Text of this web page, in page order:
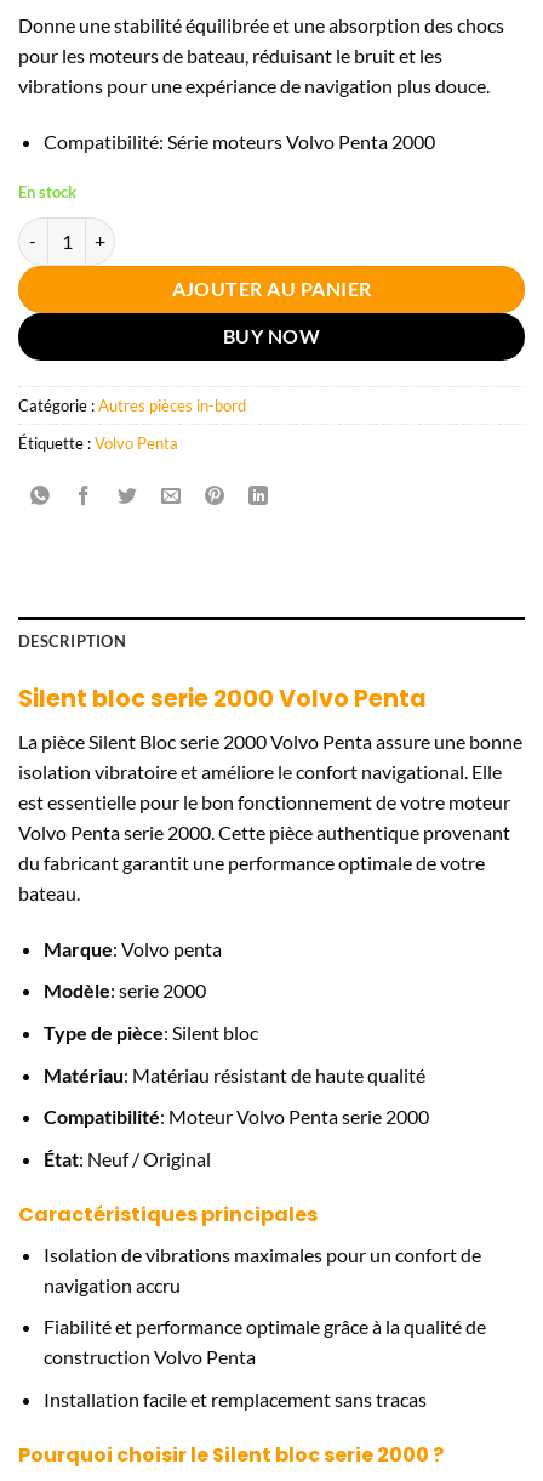
Donne une stabilité équilibrée et une absorption des chocs
pour les moteurs de bateau, réduisant le bruit et les
vibrations pour une expériance de navigation plus douce.
Compatibilité: Série moteurs Volvo Penta 2000
En stock
quantité de Silent bloc serie 2000 Volvo Penta
AJOUTER AU PANIER
BUY NOW
Catégorie :Autres pièces in-bord
Étiquette :Volvo Penta
DESCRIPTION
Silent bloc serie 2000 Volvo Penta
La pièce Silent Bloc serie 2000 Volvo Penta assure une bonne
isolation vibratoire et améliore le confort navigational. Elle
est essentielle pour le bon fonctionnement de votre moteur
Volvo Penta serie 2000. Cette pièce authentique provenant
du fabricant garantit une performance optimale de votre
bateau.
Marque: Volvo penta
Modèle: serie 2000
Type de pièce: Silent bloc
Matériau: Matériau résistant de haute qualité
Compatibilité: Moteur Volvo Penta serie 2000
État: Neuf / Original
Caractéristiques principales
Isolation de vibrations maximales pour un confort de
navigation accru
Fiabilité et performance optimale grâce à la qualité de
construction Volvo Penta
Installation facile et remplacement sans tracas
Pourquoi choisir le Silent bloc serie 2000 ?